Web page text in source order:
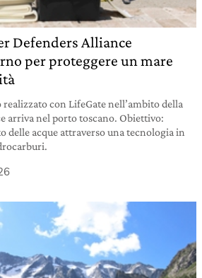
Defenders Alliance
per proteggere un mare
con LifeGate nell’ambito della
arriva nel porto toscano. Obiettivo:
delle acque attraverso una tecnologia in